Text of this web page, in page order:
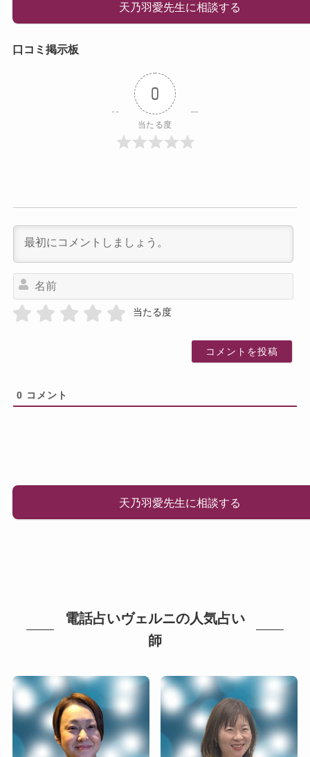
天乃羽愛先生に相談する
口コミ掲示板
0
当たる度
当たる度
0 コメント
天乃羽愛先生に相談する
電話占いヴェルニの人気占い
師